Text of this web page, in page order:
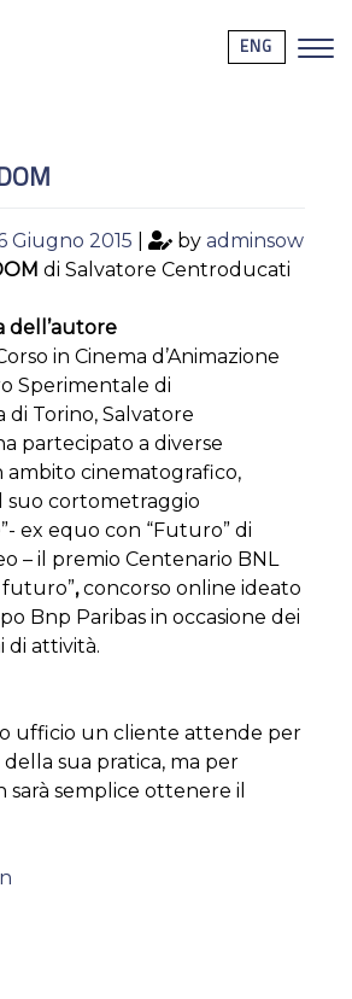
ENG
Giugno 2015 by adminsow
di Salvatore Centroducati
dell’autore
in Cinema d’Animazione
Sperimentale di
di Torino, Salvatore
partecipato a diverse
ambito cinematografico,
suo cortometraggio
ex equo con “Futuro” di
– il premio Centenario BNL
futuro”,concorso online ideato
Bnp Paribas in occasione dei
di attività.
ufficio un cliente attende per
della sua pratica, ma per
sarà semplice ottenere il